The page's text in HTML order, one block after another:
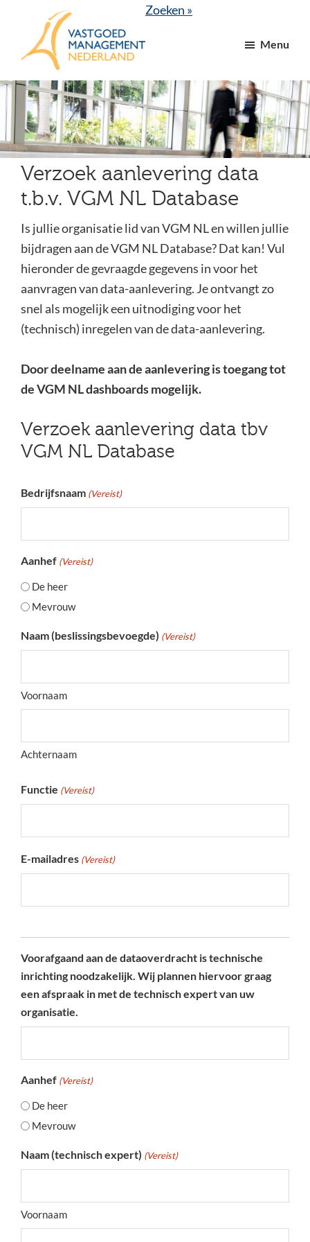
inhoud
VGM
NL
dé
branchevereniging
voor
vastgoed-
en
VvE
managers
Zoeken »
Menu
Verzoek aanlevering data
t.b.v. VGM NL Database
Is jullie organisatie lid van VGM NL en willen jullie
bijdragen aan de VGM NL Database? Dat kan! Vul
hieronder de gevraagde gegevens in voor het
aanvragen van data-aanlevering. Je ontvangt zo
snel als mogelijk een uitnodiging voor het
(technisch) inregelen van de data-aanlevering.
Door deelname aan de aanlevering is toegang tot
de VGM NL dashboards mogelijk.
Verzoek aanlevering data tbv
VGM NL Database
Bedrijfsnaam (Vereist)
Aanhef (Vereist)
De heer
Mevrouw
Naam (beslissingsbevoegde) (Vereist)
Voornaam
Achternaam
Functie (Vereist)
E-mailadres (Vereist)
Voorafgaand aan de dataoverdracht is technische
inrichting noodzakelijk. Wij plannen hiervoor graag
een afspraak in met de technisch expert van uw
organisatie.
Aanhef (Vereist)
De heer
Mevrouw
Naam (technisch expert) (Vereist)
Voornaam